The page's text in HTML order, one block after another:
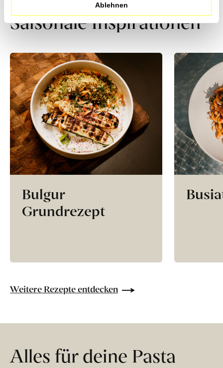
Ablehnen
Saisonale Inspirationen
Bulgur
Grundrezept
Weitere Rezepte entdecken
Alles für deine Pasta